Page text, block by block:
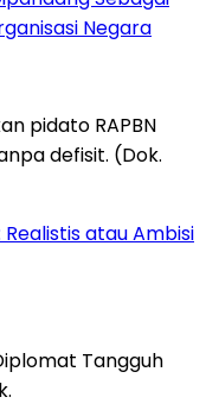
Negara
atau Ambisi